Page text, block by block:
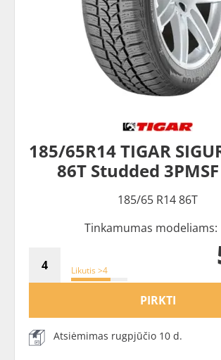
185/65R14 TIGAR
86T Studded
185/65 R14 86T
Tinkamumas modeliams:
Likutis >4
PIRKTI
Atsiėmimas rugpjūčio 10 d.